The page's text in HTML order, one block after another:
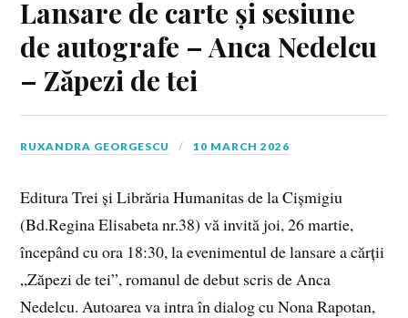
Lansare de carte și sesiune
de autografe – Anca Nedelcu
– Zăpezi de tei
RUXANDRA GEORGESCU 10 MARCH 2026
Editura Trei și Librăria Humanitas de la Cișmigiu
(Bd.Regina Elisabeta nr.38) vă invită joi, 26 martie,
începând cu ora 18:30, la evenimentul de lansare a cărții
„Zăpezi de tei”, romanul de debut scris de Anca
Nedelcu. Autoarea va intra în dialog cu Nona Rapotan,